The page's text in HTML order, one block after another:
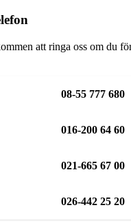
att ringa oss om du
08-55 777 680
016-200 64 60
021-665 67 00
026-442 25 20